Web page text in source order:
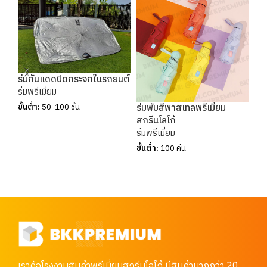
ร่มกันแดดปิดกระจกในรถยนต์
ร่มพรีเมี่ยม
ขั้นต่ำ: 50-100 ชิ้น
ร่มพับสีพาสเทลพรีเมี่ยม
สกรีนโลโก้
ร่มพรีเมี่ยม
ขั้นต่ำ: 100 คัน